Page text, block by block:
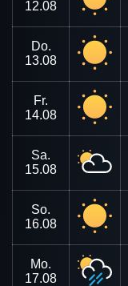
12.08
Do.
13.08
Fr.
14.08
Sa.
15.08
So.
16.08
Mo.
17.08